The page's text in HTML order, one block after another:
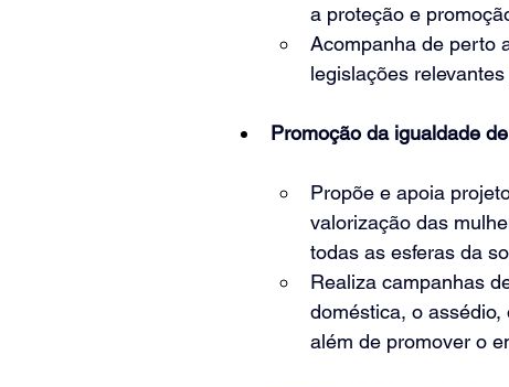
a proteção e
Acompanha de perto
legislações
Promoção da igualdade
Propõe e apoia
valorização das
todas as esferas da
Realiza campanhas
doméstica, o assédio,
além de promover o